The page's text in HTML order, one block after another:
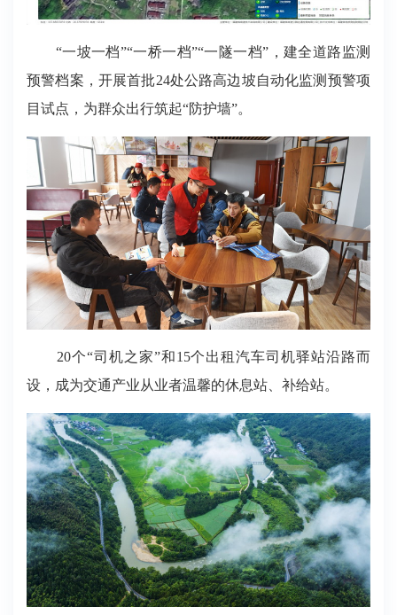
“一坡一档”“一桥一档”“一隧一档”，建全道路监测
预警档案，开展首批24处公路高边坡自动化监测预警项
目试点，为群众出行筑起“防护墙”。
20个“司机之家”和15个出租汽车司机驿站沿路而
设，成为交通产业从业者温馨的休息站、补给站。